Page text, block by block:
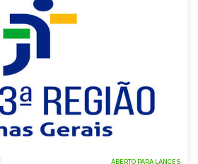
ABERTO PARA LANCES